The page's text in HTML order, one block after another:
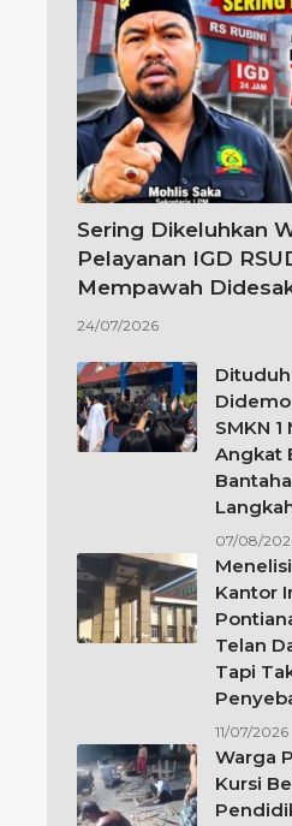
Sering Dikeluhkan
Pelayanan IGD
Mempawah
24/07/2026
Didemo
SMKN
Angkat
07/08/
Kantor
Telan
Tapi
11/07/2026
Warga
Kursi